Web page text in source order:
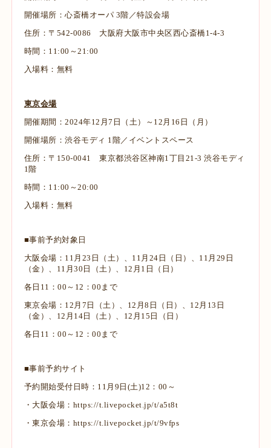
開催場所：心斎橋オーパ 3階／特設会場
住所：〒542-0086 大阪府大阪市中央区西心斎橋1-4-3
時間：11:00～21:00
入場料：無料
東京会場
開催期間：2024年12月7日（土）～12月16日（月）
開催場所：渋谷モディ 1階／イベントスペース
住所：〒150-0041 東京都渋谷区神南1丁目21-3 渋谷モディ
1階
時間：11:00～20:00
入場料：無料
■事前予約対象日
大阪会場：11月23日（土）、11月24日（日）、11月29日
（金）、11月30日（土）、12月1日（日）
各日11：00～12：00まで
東京会場：12月7日（土）、12月8日（日）、12月13日
（金）、12月14日（土）、12月15日（日）
各日11：00～12：00まで
■事前予約サイト
予約開始受付日時：11月9日(土)12：00～
・大阪会場： https://t.livepocket.jp/t/a5t8t
・東京会場： https://t.livepocket.jp/t/9vfps